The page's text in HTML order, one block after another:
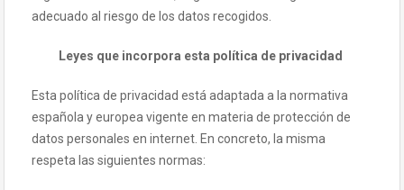
adecuado al riesgo de los datos recogidos.
Leyes que incorpora esta política de privacidad
Esta política de privacidad está adaptada a la normativa
española y europea vigente en materia de protección de
datos personales en internet. En concreto, la misma
respeta las siguientes normas: